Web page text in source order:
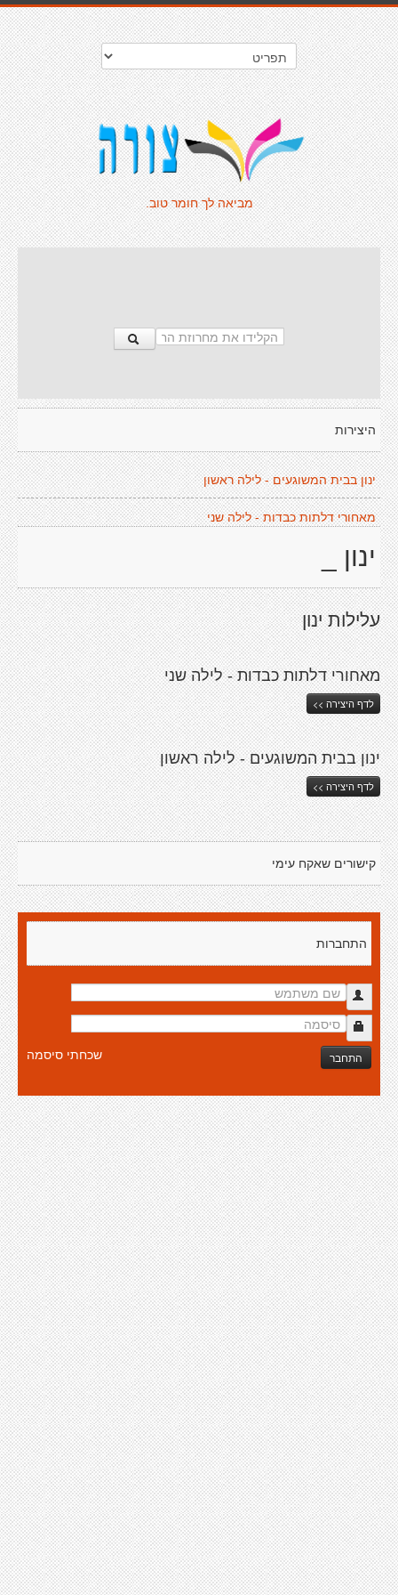
מביאה לך חומר טוב.
היצירות
ינון בבית המשוגעים - לילה ראשון
מאחורי דלתות כבדות - לילה שני
ינון _
עלילות ינון
מאחורי דלתות כבדות - לילה שני
לדף היצירה >>
ינון בבית המשוגעים - לילה ראשון
לדף היצירה >>
קישורים שאקח עימי
התחברות
התחבר שכחתי סיסמה